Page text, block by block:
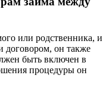
или родственника, и
договором, он также
быть включен в
процедуры он